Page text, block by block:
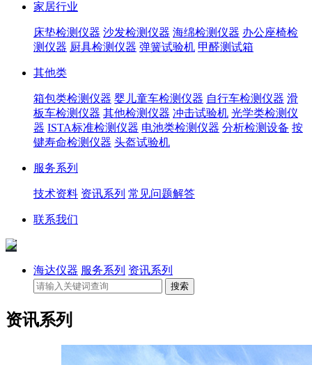
家居行业
床垫检测仪器 沙发检测仪器 海绵检测仪器 办公座椅检
测仪器 厨具检测仪器 弹簧试验机 甲醛测试箱
其他类
箱包类检测仪器 婴儿童车检测仪器 自行车检测仪器 滑
板车检测仪器 其他检测仪器 冲击试验机 光学类检测仪
器 ISTA标准检测仪器 电池类检测仪器 分析检测设备 按
键寿命检测仪器 头盔试验机
服务系列
技术资料 资讯系列 常见问题解答
联系我们
海达仪器 服务系列 资讯系列
资讯系列